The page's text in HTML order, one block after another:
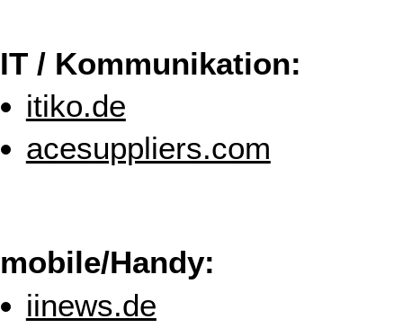
IT / Kommunikation:
itiko.de
acesuppliers.com
mobile/Handy:
iinews.de